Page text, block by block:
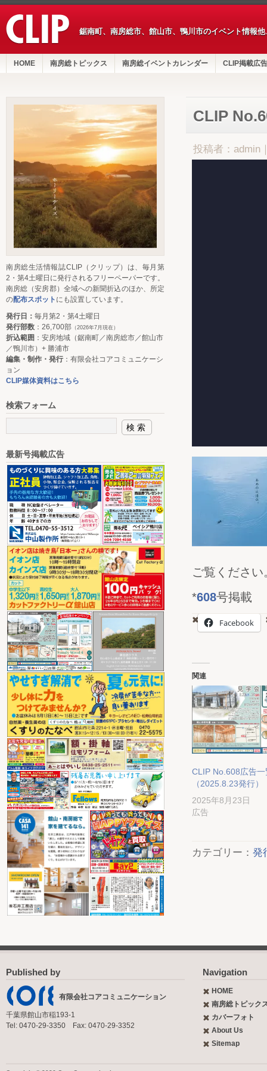
鋸南町、南房総市、館山市、鴨川市のイベント情報
HOME 南房総トピックス 南房総イベントカレンダー CLIP掲載広告
CLIP
投稿者：admin
ご覧くださ
*608号掲載
Facebook
関連
CLIP No.608広告一
（2025.8.23発行）
2025年8月23日
広告
カテゴリー： 発
南房総生活情報誌CLIP（クリップ）は、毎月第
2・第4土曜日に発行されるフリーペーパーです。
南房総（安房郡）全域への新聞折込のほか、所定
の配布スポット にも設置しています。
発行日： 毎月第2・第4土曜日
発行部数 ：26,700部 （2026年7月現在）
折込範囲 ：安房地域（鋸南町／南房総市／館山市
／鴨川市）+ 勝浦市
編集・制作・発行：有限会社コアコミュニケーシ
ョン
CLIP媒体資料はこちら
検索フォーム
最新号掲載広告
Published by
有限会社コアコミュニケーション
千葉県館山市稲193-1
Tel: 0470-29-3350 Fax: 0470-29-3352
Navigation
HOME
南房総トピック
カバーフォト
About Us
Sitemap